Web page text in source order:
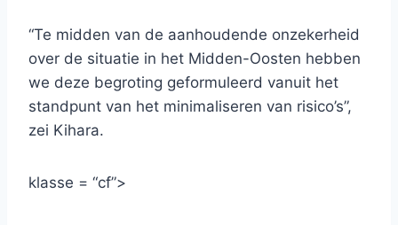
“Te midden van de aanhoudende onzekerheid
over de situatie in het Midden-Oosten hebben
we deze begroting geformuleerd vanuit het
standpunt van het minimaliseren van risico’s”,
zei Kihara.
klasse = “cf”>